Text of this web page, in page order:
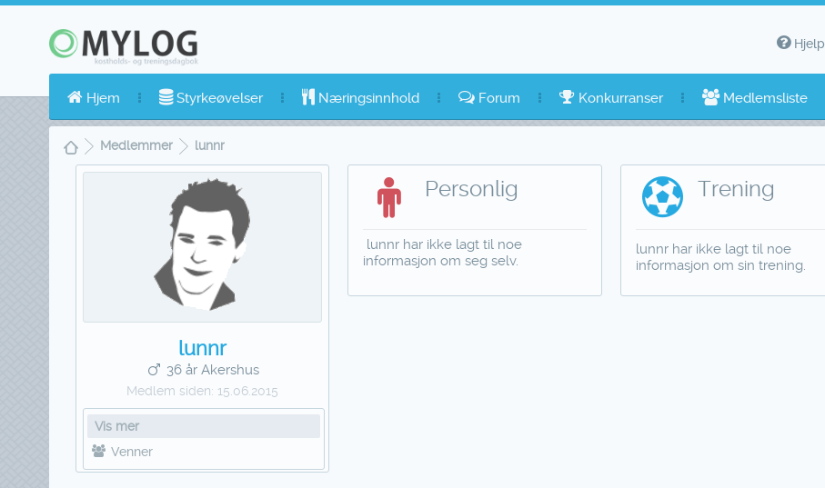
Hjelp
Hjem Styrkeøvelser Næringsinnhold Forum Konkurranser Medlemsliste
Medlemmer lunnr
lunnr
36 år Akershus
Medlem siden: 15.06.2015
Vis mer
Venner
Personlig
lunnr har ikke lagt til noe
informasjon om seg selv.
Trening
lunnr har ikke lagt til noe
informasjon om sin trening.